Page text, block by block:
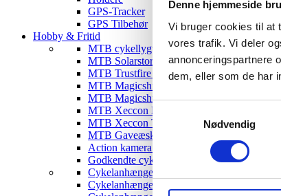
Denne hjemmeside
Vi bruger cookies til at
vores trafik. Vi deler
annonceringspartnere
dem, eller som de har
Samtykkevalg
Nødvendig
GPS-Tracker
GPS Tilbehør
Hobby & Fritid
MTB cykellygter
MTB Solarstorm Lygter & tilbehør
MTB Trustfire Lygter
MTB Magicshine Lygter
MTB Magicshine Tilbehør
MTB Xeccon Lygter
MTB Xeccon Tilbehør
MTB Gaveæske
Action kamera til MTB
Godkendte cykellygter & tilbehør
Cykelanhængere
Cykelanhænger til Børn